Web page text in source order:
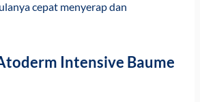
cepat menyerap dan
Intensive Baume